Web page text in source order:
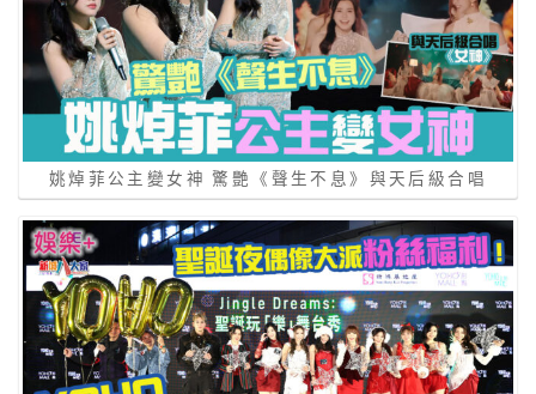
姚焯菲公主變女神 驚艷《聲生不息》與天后級合唱